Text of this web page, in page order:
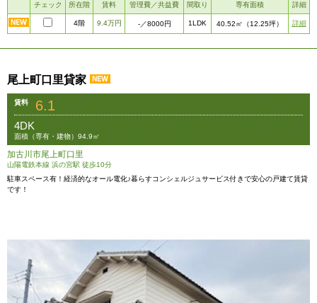
チェック 所在階 賃料 管理費／共益費 間取り 専有面積 詳細
4階 9.4万円 -／8000円 1LDK 40.52㎡ （12.25坪） 詳細
尾上町口里貸家
賃料 6.1
4DK
面積（専有・建物）94.9㎡
加古川市尾上町口里
山陽電鉄本線 浜の宮駅 徒歩10分
駐車スペース有！経済的なオール電化♪暮らすコンシェルジュサービス付きで安心の戸建て賃貸
です！